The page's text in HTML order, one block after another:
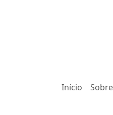
Início